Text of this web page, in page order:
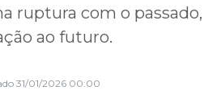
ruptura com o passado,
ao futuro.
31/01/2026 00:00